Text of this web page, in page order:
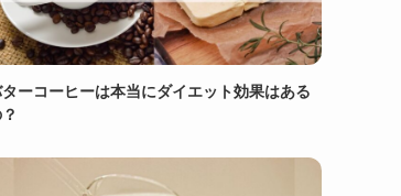
ーコーヒーは本当にダイエット効果はある